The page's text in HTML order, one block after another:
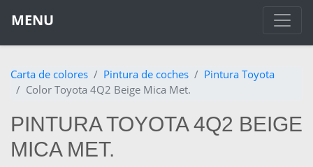
MENU
Carta de colores Pintura de coches
Pintura Toyota
Color Toyota 4Q2 Beige Mica Met.
PINTURA TOYOTA 4Q2 BEIGE
MICA MET.